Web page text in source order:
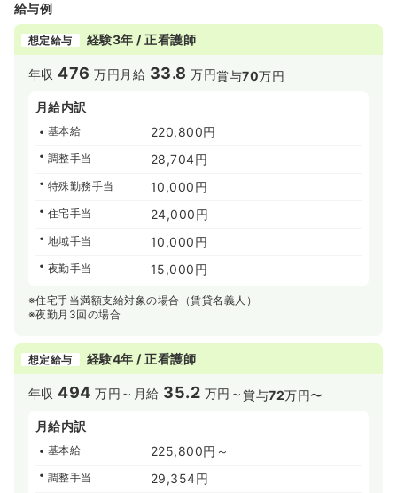
給与例
想定給与 経験3年 / 正看護師
年収476 万円 月給 33.8 万円賞与70万円
月給内訳
基本給 220,800円
調整手当 28,704円
特殊勤務手当 10,000円
住宅手当 24,000円
地域手当 10,000円
夜勤手当 15,000円
※住宅手当満額支給対象の場合（賃貸名義人）
※夜勤月3回の場合
想定給与 経験4年 / 正看護師
年収494 万円～ 月給 35.2 万円～賞与72万円〜
月給内訳
基本給 225,800円～
調整手当 29,354円